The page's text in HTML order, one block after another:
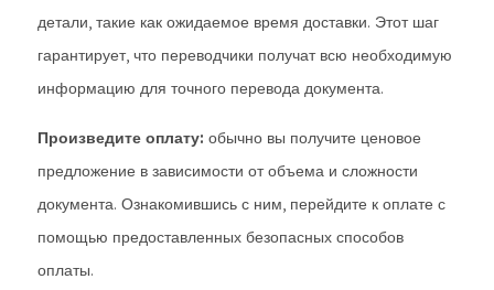
детали, такие как ожидаемое время доставки. Этот шаг
гарантирует, что переводчики получат всю необходимую
информацию для точного перевода документа.
Произведите оплату: обычно вы получите ценовое
предложение в зависимости от объема и сложности
документа. Ознакомившись с ним, перейдите к оплате с
помощью предоставленных безопасных способов
оплаты.